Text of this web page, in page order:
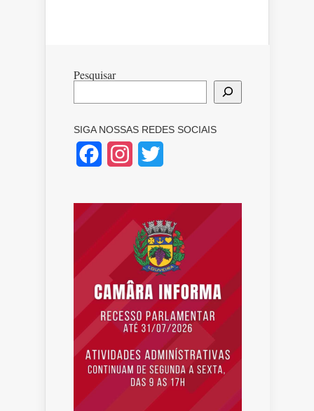
Pesquisar
SIGA NOSSAS REDES SOCIAIS
FacebookInstagram